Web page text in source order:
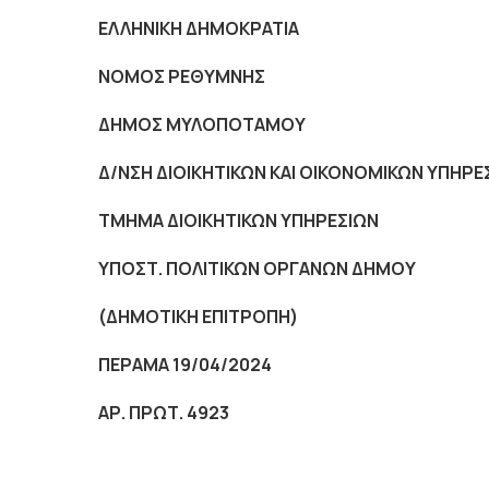
ΕΛΛΗΝΙΚΗ ΔΗΜΟΚΡΑΤΙΑ
NOMOΣ ΡΕΘΥΜΝΗΣ
ΔΗΜΟΣ ΜΥΛΟΠΟΤΑΜΟΥ
Δ/ΝΣΗ ΔΙΟΙΚΗΤΙΚΩΝ ΚΑΙ ΟΙΚΟΝΟΜΙΚΩΝ
ΤΜΗΜΑ ΔΙΟΙΚΗΤΙΚΩΝ ΥΠΗΡΕΣΙΩΝ
ΥΠΟΣΤ. ΠΟΛΙΤΙΚΩΝ ΟΡΓΑΝΩΝ ΔΗΜΟΥ
(ΔΗΜΟΤΙΚΗ ΕΠΙΤΡΟΠΗ)
ΠΕΡΑΜΑ 19/04/2024
ΑΡ. ΠΡΩΤ. 4923